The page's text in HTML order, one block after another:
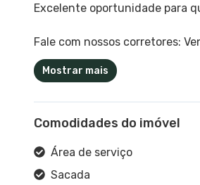
Excelente oportunidade para
Fale com nossos corretores:
Mostrar mais
Comodidades do imóvel
Área de serviço
Sacada